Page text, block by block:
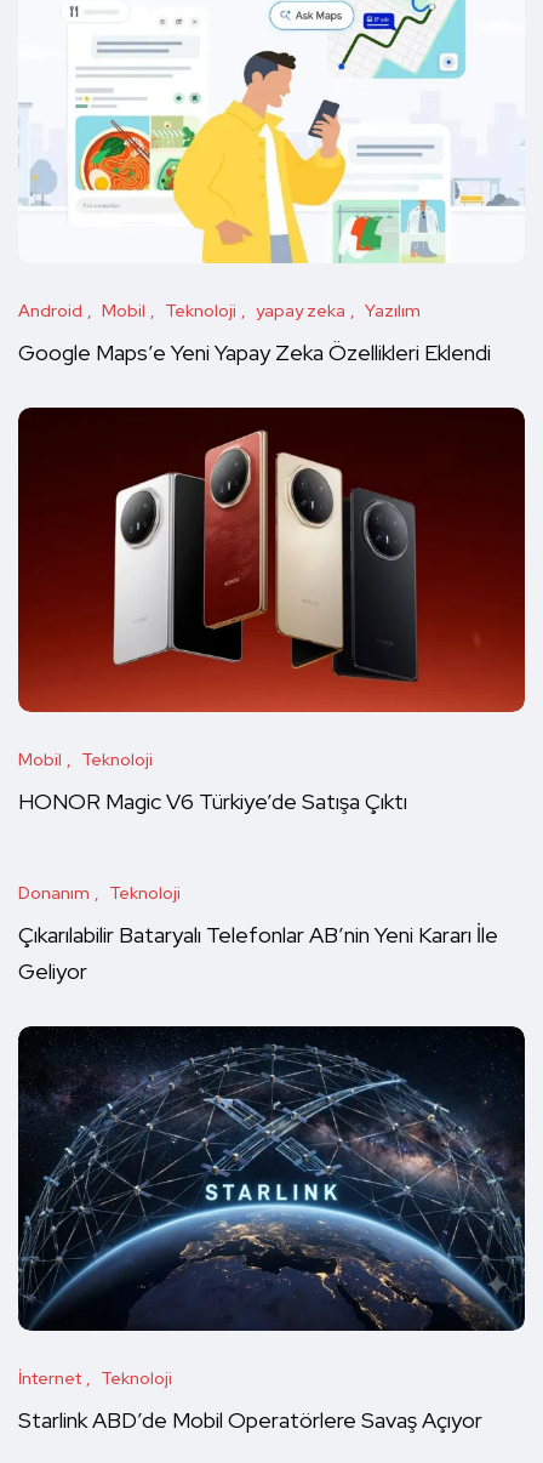
Android Mobil Teknoloji yapay zeka Yazılım
Google Maps’e Yeni Yapay Zeka Özellikleri Eklendi
Mobil Teknoloji
HONOR Magic V6 Türkiye’de Satışa Çıktı
Donanım Teknoloji
Çıkarılabilir Bataryalı Telefonlar AB’nin Yeni Kararı İle
Geliyor
İnternet Teknoloji
Starlink ABD’de Mobil Operatörlere Savaş Açıyor